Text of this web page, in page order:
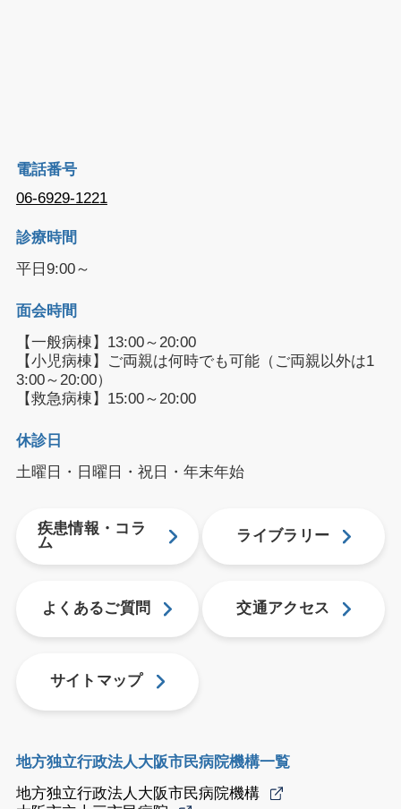
電話番号
06-6929-1221
診療時間
平日9:00～
面会時間
【一般病棟】13:00～20:00
【小児病棟】ご両親は何時でも可能（ご両親以外は1
3:00～20:00）
【救急病棟】15:00～20:00
休診日
土曜日・日曜日・祝日・年末年始
疾患情報・コラ
ム
ライブラリー
よくあるご質問 交通アクセス
サイトマップ
地方独立行政法人大阪市民病院機構一覧
地方独立行政法人大阪市民病院機構